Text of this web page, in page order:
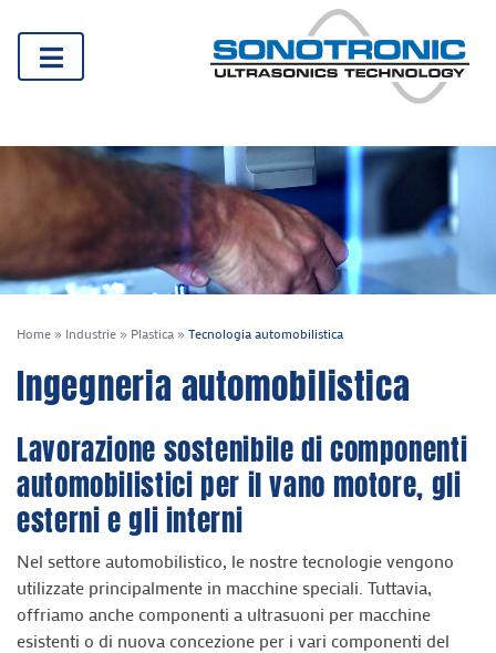
Home » Industrie » Plastica » Tecnologia automobilistica
Ingegneria automobilistica
Lavorazione sostenibile di componenti
automobilistici per il vano motore, gli
esterni e gli interni
Nel settore automobilistico, le nostre tecnologie vengono
utilizzate principalmente in macchine speciali. Tuttavia,
offriamo anche componenti a ultrasuoni per macchine
esistenti o di nuova concezione per i vari componenti del